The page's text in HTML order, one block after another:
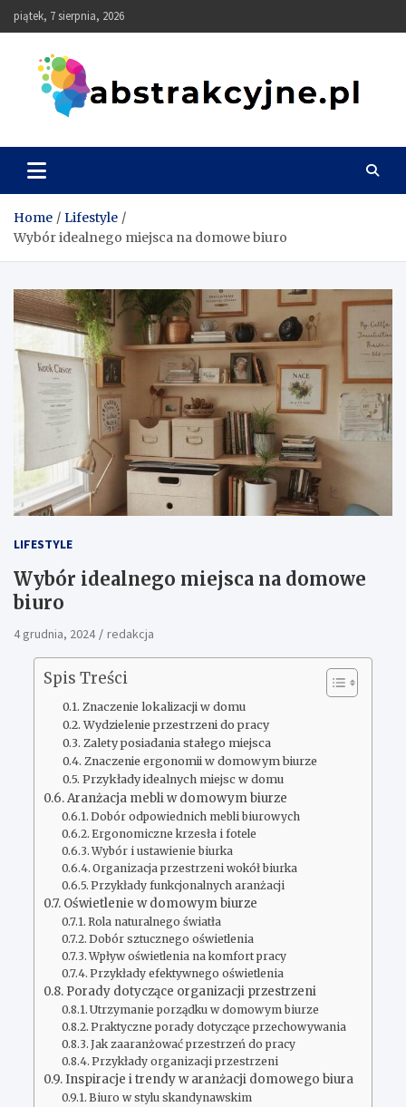
Skip
to
piątek, 7 sierpnia, 2026
Abstrakcyjne
Home
Lifestyle
Wybór idealnego miejsca na domowe biuro
LIFESTYLE
Wybór idealnego miejsca na domowe
biuro
4 grudnia, 2024 redakcja
Spis Treści
Znaczenie lokalizacji w domu
Wydzielenie przestrzeni do pracy
Zalety posiadania stałego miejsca
Znaczenie ergonomii w domowym biurze
Przykłady idealnych miejsc w domu
Aranżacja mebli w domowym biurze
Dobór odpowiednich mebli biurowych
Ergonomiczne krzesła i fotele
Wybór i ustawienie biurka
Organizacja przestrzeni wokół biurka
Przykłady funkcjonalnych aranżacji
Oświetlenie w domowym biurze
Rola naturalnego światła
Dobór sztucznego oświetlenia
Wpływ oświetlenia na komfort pracy
Przykłady efektywnego oświetlenia
Porady dotyczące organizacji przestrzeni
Utrzymanie porządku w domowym biurze
Praktyczne porady dotyczące przechowywania
Jak zaaranżować przestrzeń do pracy
Przykłady organizacji przestrzeni
Inspiracje i trendy w aranżacji domowego biura
Biuro w stylu skandynawskim